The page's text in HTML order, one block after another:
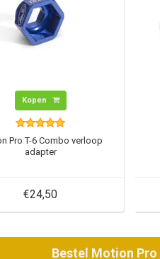
Kopen
Pro T-6 Combo verloop
adapter
€24,50
Bestel Motion Pro